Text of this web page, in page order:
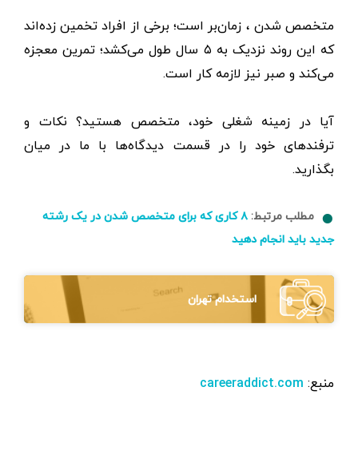
متخصص شدن ، زمان‌بر است؛ برخی از افراد تخمین زده‌اند
که این روند نزدیک به ۵ سال طول می‌کشد؛ تمرین معجزه
می‌کند و صبر نیز لازمه کار است.
آیا در زمینه شغلی خود، متخصص هستید؟ نکات و
ترفندهای خود را در قسمت دیدگاه‌ها با ما در میان
بگذارید.
مطلب مرتبط:
۸ کاری که برای متخصص شدن در یک رشته
جدید باید انجام دهید
استخدام تهران
منبع: careeraddict.com